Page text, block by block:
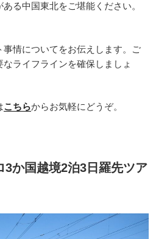
る中国東北をご堪能ください。
情についてをお伝えします。ご
ライフラインを確保しましょ
こちらからお気軽にどうぞ。
3か国越境2泊3日羅先ツア